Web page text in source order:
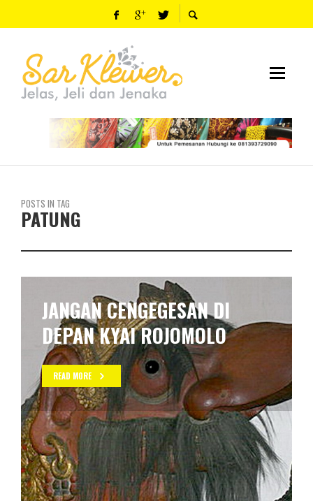
POSTS IN TAG
PATUNG
MEMATUNG PATUNG LILIN
KAPAN KITA BISA BUAT
READ MORE